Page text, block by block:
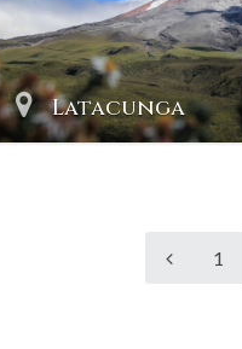
Latacunga
1